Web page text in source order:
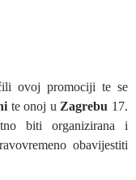
ovoj promociji te se
te onoj u Zagrebu 17.
biti organizirana i
obavijestiti